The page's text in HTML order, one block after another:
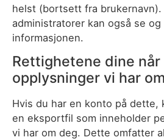
helst (bortsett fra
administratorer kan også se
informasjonen.
Rettighetene dine
opplysninger vi har
Hvis du har en konto på dette,
en eksportfil som inneholder
vi har om deg. Dette omfatter